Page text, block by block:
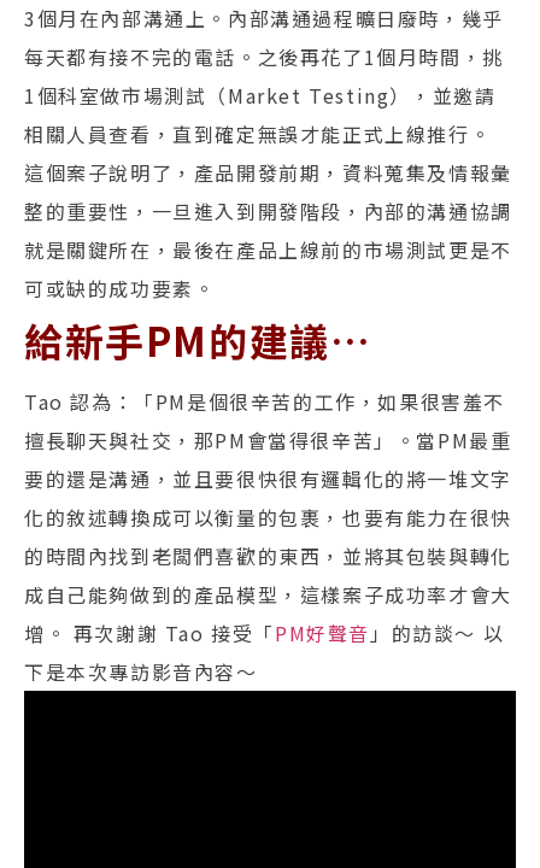
3個月在內部溝通上。內部溝通過程曠日廢時，幾乎
每天都有接不完的電話。之後再花了1個月時間，挑
1個科室做市場測試（Market Testing），並邀請
相關人員查看，直到確定無誤才能正式上線推行。
這個案子說明了，產品開發前期，資料蒐集及情報彙
整的重要性，一旦進入到開發階段，內部的溝通協調
就是關鍵所在，最後在產品上線前的市場測試更是不
可或缺的成功要素。
給新手PM的建議…
Tao 認為：「PM是個很辛苦的工作，如果很害羞不
擅長聊天與社交，那PM會當得很辛苦」。當PM最重
要的還是溝通，並且要很快很有邏輯化的將一堆文字
化的敘述轉換成可以衡量的包裹，也要有能力在很快
的時間內找到老闆們喜歡的東西，並將其包裝與轉化
成自己能夠做到的產品模型，這樣案子成功率才會大
增。 再次謝謝 Tao 接受「PM好聲音 」的訪談～ 以
下是本次專訪影音內容～